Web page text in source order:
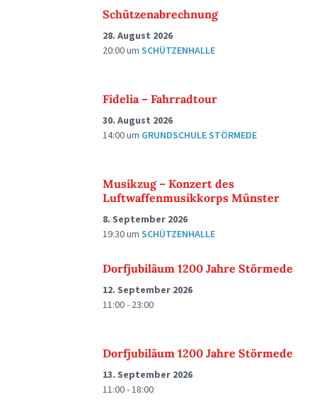
Schützenabrechnung
28. August 2026
20:00um SCHÜTZENHALLE
Fidelia – Fahrradtour
30. August 2026
14:00um GRUNDSCHULE STÖRMEDE
Musikzug – Konzert des
Luftwaffenmusikkorps Münster
8. September 2026
19:30um SCHÜTZENHALLE
Dorfjubiläum 1200 Jahre Störmede
12. September 2026
11:00 - 23:00
Dorfjubiläum 1200 Jahre Störmede
13. September 2026
11:00 - 18:00